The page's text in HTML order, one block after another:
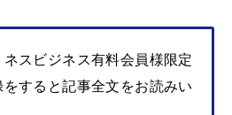
スビジネス有料会員様限定
すると記事全文をお読みい